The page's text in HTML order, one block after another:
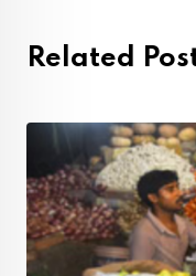
Related